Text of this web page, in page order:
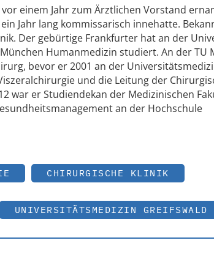
einem Jahr zum Ärztlichen Vorstand
Jahr lang kommissarisch innehatte.
Der gebürtige Frankfurter hat an der
Humanmedizin studiert. An der TU
bevor er 2001 an der
und die Leitung der
war er Studiendekan der Medizinischen
an der Hochschule
CHIRURGISCHE KLINIK
UNIVERSITÄTSMEDIZIN GREIFSWALD